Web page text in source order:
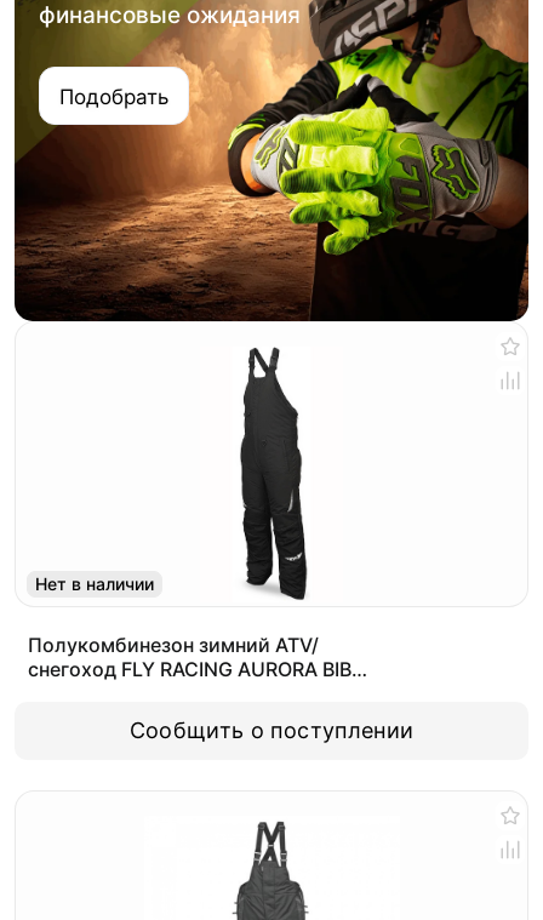
финансовые ожидания
Подобрать
Нет в наличии
Полукомбинезон зимний ATV/
снегоход FLY RACING AURORA BIB
Сообщить о поступлении